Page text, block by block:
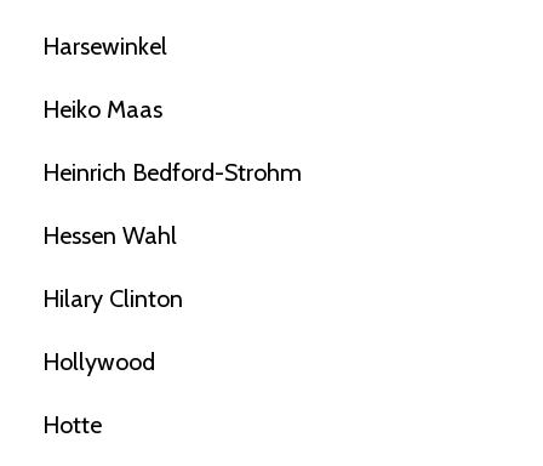
Harsewinkel
Heiko Maas
Heinrich Bedford-Strohm
Hessen Wahl
Hilary Clinton
Hollywood
Hotte